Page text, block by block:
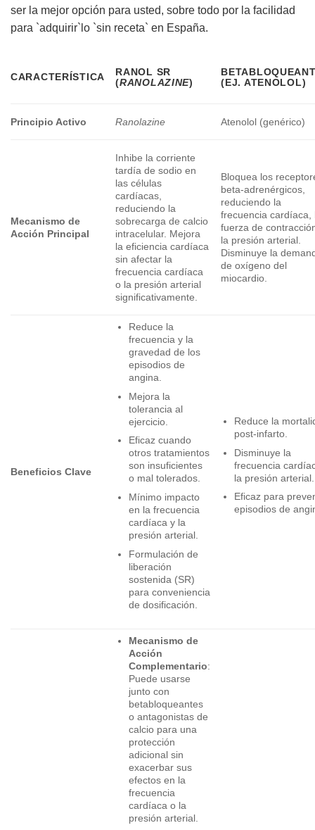
ser la mejor opción para usted, sobre todo por la facilidad
para `adquirir`lo `sin receta` en España.
CARACTERÍSTICA
RANOL SR
(RANOLAZINE)
(EJ. ATENOLOL)
Principio Activo Ranolazine Atenolol (genérico)
Mecanismo de
Acción Principal
Inhibe la corriente
tardía de sodio en
las células
cardíacas,
reduciendo la
sobrecarga de calcio
intracelular. Mejora
la eficiencia cardíaca
sin afectar la
frecuencia cardíaca
o la presión arterial
significativamente.
Bloquea los
beta-adrenérgicos,
reduciendo la
frecuencia cardíaca,
fuerza de
la presión arterial.
Disminuye la
de oxígeno del
miocardio.
Beneficios Clave
Reduce la
frecuencia y la
gravedad de los
episodios de
angina.
Mejora la
tolerancia al
ejercicio.
Eficaz cuando
otros tratamientos
son insuficientes
o mal tolerados.
Mínimo impacto
en la frecuencia
cardíaca y la
presión arterial.
Formulación de
liberación
sostenida (SR)
para conveniencia
de dosificación.
Reduce la
post-infarto.
Disminuye la
frecuencia
la presión arterial.
Eficaz para
episodios de
Mecanismo de
Acción
Complementario:
Puede usarse
junto con
betabloqueantes
o antagonistas de
calcio para una
protección
adicional sin
exacerbar sus
efectos en la
frecuencia
cardíaca o la
presión arterial.